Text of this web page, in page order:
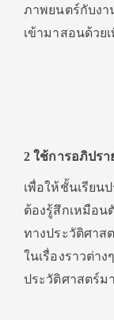
ภาพยนตร์กับงา
เข้ามาสอนด้วย
2 ใช้การอภิปร
เพื่อให้ชั้นเรียน
ต้องรู้สึกเหมือน
ทางประวัติศาส
ในเรื่องราวต่า
ประวัติศาสตร์ม